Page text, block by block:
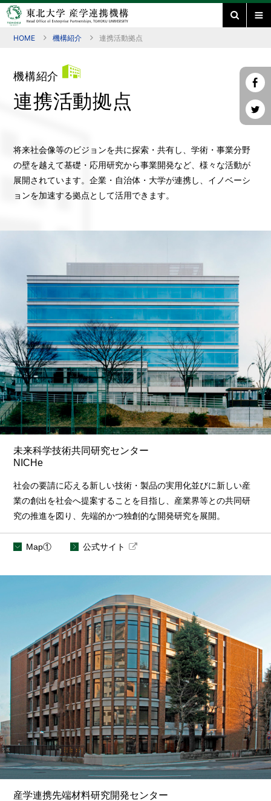
HOME 機構紹介 連携活動拠点
機構紹介
連携活動拠点
将来社会像等のビジョンを共に探索・共有し、学術・事業分野
の壁を越えて基礎・応用研究から事業開発など、様々な活動が
展開されています。企業・自治体・大学が連携し、イノベーシ
ョンを加速する拠点として活用できます。
未来科学技術共同研究センター
NICHe
社会の要請に応える新しい技術・製品の実用化並びに新しい産
業の創出を社会へ提案することを目指し、産業界等との共同研
究の推進を図り、先端的かつ独創的な開発研究を展開。
Map① 公式サイト
産学連携先端材料研究開発センター